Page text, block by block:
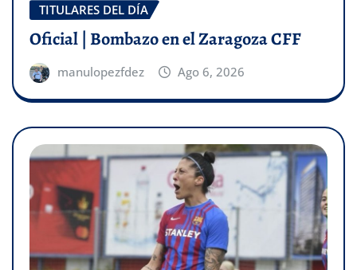
TITULARES DEL DÍA
Oficial | Bombazo en el Zaragoza CFF
manulopezfdez Ago 6, 2026